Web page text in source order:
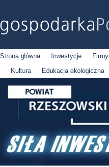
Strona główna Inwestycje Firmy
Kultura
Edukacja ekologiczna